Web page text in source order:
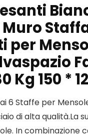
per
Kg 150 *
6 Staffe per
di alta qualità.La
In combinazione